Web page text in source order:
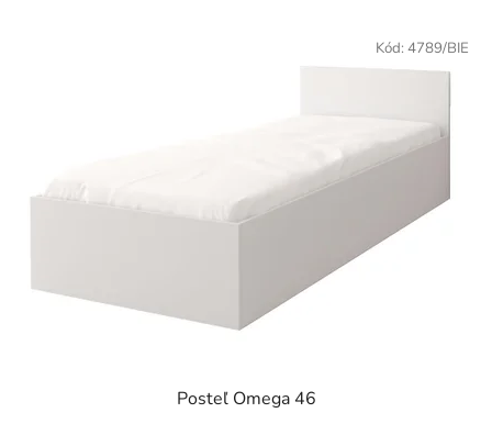
Posteľ Omega 46
Kód: 4789/BIE